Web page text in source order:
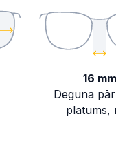
16 mm
Deguna
platums,